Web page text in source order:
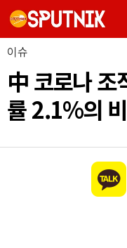
이슈
中 코로나
률 2.1%의